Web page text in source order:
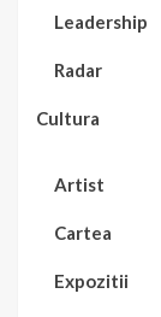
Leadership
Radar
Cultura
Artist
Cartea
Expozitii